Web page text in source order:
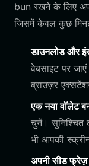
bun रखने के लिए
जिसमें केवल कुछ
डाउनलोड और
वेबसाइट पर
ब्राउज़र
एक नया वॉलेट
चुनें। सुनिश्चित
भी आपकी
अपनी सीड